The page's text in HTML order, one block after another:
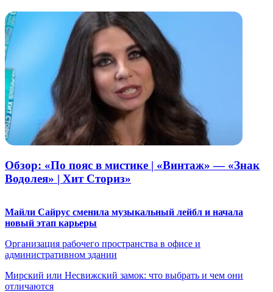
Обзор: «По пояс в мистике | «Винтаж» — «Знак
Водолея» | Хит Сториз»
Майли Сайрус сменила музыкальный лейбл и начала
новый этап карьеры
Организация рабочего пространства в офисе и
административном здании
Мирский или Несвижский замок: что выбрать и чем они
отличаются